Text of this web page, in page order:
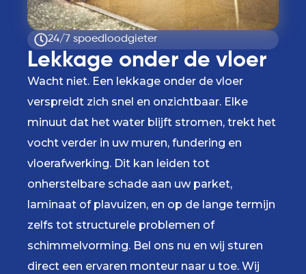
24/7 spoedloodgieter
Lekkage onder de vloer
Wacht niet. Een lekkage onder de vloer
verspreidt zich snel en onzichtbaar. Elke
minuut dat het water blijft stromen, trekt het
vocht verder in uw muren, fundering en
vloerafwerking. Dit kan leiden tot
onherstelbare schade aan uw parket,
laminaat of plavuizen, en op de lange termijn
zelfs tot structurele problemen of
schimmelvorming. Bel ons nu en wij sturen
direct een ervaren monteur naar u toe. Wij